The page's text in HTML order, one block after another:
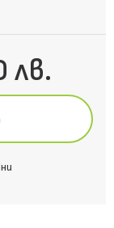
лв.